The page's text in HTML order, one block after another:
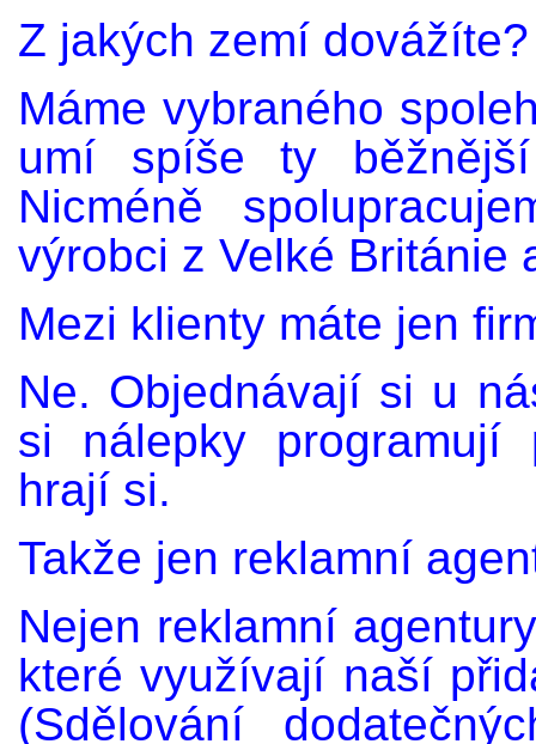
Z jakých zemí dovážíte?
Máme vybraného
umí spíše ty
Nicméně
výrobci z Velké Británie
Mezi klienty máte jen
Ne. Objednávají si u
si nálepky programují
hrají si.
Takže jen reklamní
Nejen reklamní
které využívají naší
(Sdělování